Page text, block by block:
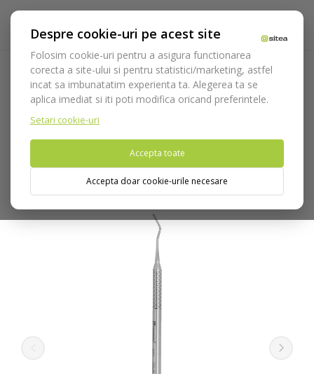
Despre cookie-uri pe acest site
Folosim cookie-uri pentru a asigura functionarea
corecta a site-ului si pentru statistici/marketing, astfel
incat sa imbunatatim experienta ta. Alegerea ta se
aplica imediat si iti poti modifica oricand preferintele.
Setari cookie-uri
Accepta toate
Accepta doar cookie-urile necesare
Acasa Instrumentar
Diagnostic, parodontologie si
restaurare
Restaurare
Instrumente modelare/compozit
Instrument dublu modelare obturatii Hollenback H1 cod 466/1
Nu puteti plasa comenzi din tara din care accesati website-ul
(United States).